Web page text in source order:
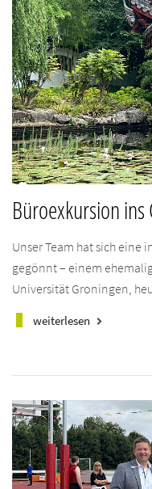
Büroexkursion ins
Unser Team hat sich eine
gegönnt – einem
Universität Groningen,
weiterlesen keyboard_arrow_right